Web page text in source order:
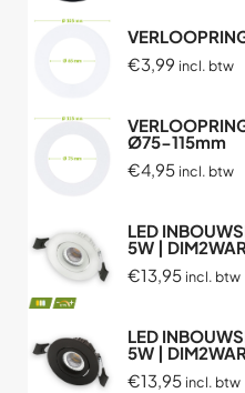
€3,99 incl. btw
Ø75-115mm
€4,95 incl. btw
LED
5W |
€13,95 incl. btw
LED
5W |
€13,95 incl. btw